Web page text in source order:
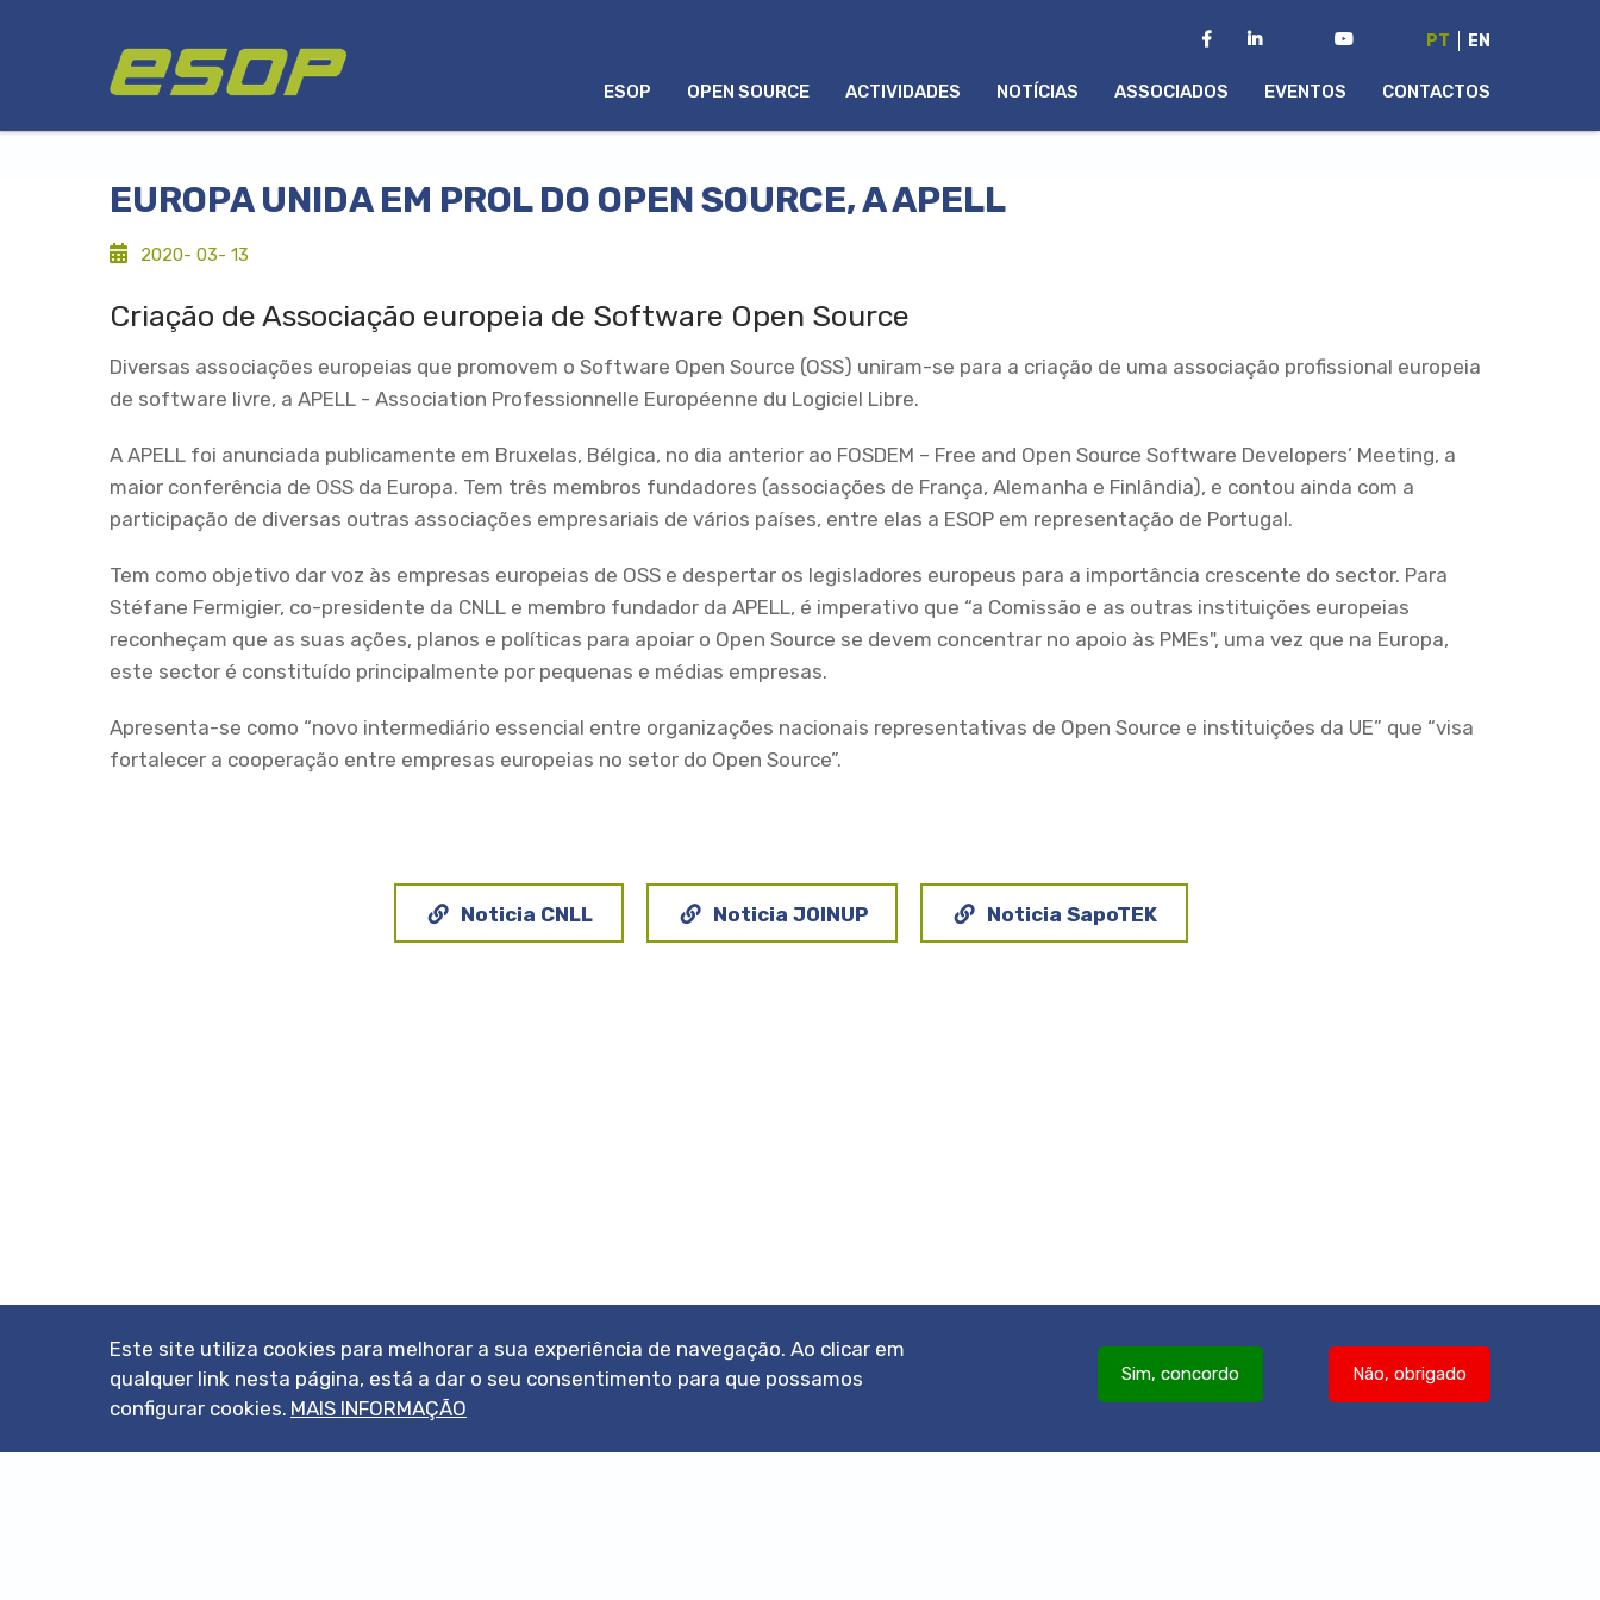
PT EN
MENU
PORTUGUÊS
ESOP OPEN SOURCE ACTIVIDADES NOTÍCIAS ASSOCIADOS EVENTOS CONTACTOS
EUROPA UNIDA EM PROL DO OPEN SOURCE, A APELL
2020- 03- 13
Criação de Associação europeia de Software Open Source
Diversas associações europeias que promovem o Software Open Source (OSS) uniram-se para a criação de uma associação profissional europeia
de software livre, a APELL - Association Professionnelle Européenne du Logiciel Libre.
A APELL foi anunciada publicamente em Bruxelas, Bélgica, no dia anterior ao FOSDEM – Free and Open Source Software Developers’ Meeting, a
maior conferência de OSS da Europa. Tem três membros fundadores (associações de França, Alemanha e Finlândia), e contou ainda com a
participação de diversas outras associações empresariais de vários países, entre elas a ESOP em representação de Portugal.
Tem como objetivo dar voz às empresas europeias de OSS e despertar os legisladores europeus para a importância crescente do sector. Para
Stéfane Fermigier, co-presidente da CNLL e membro fundador da APELL, é imperativo que “a Comissão e as outras instituições europeias
reconheçam que as suas ações, planos e políticas para apoiar o Open Source se devem concentrar no apoio às PMEs", uma vez que na Europa,
este sector é constituído principalmente por pequenas e médias empresas.
Apresenta-se como “novo intermediário essencial entre organizações nacionais representativas de Open Source e instituições da UE” que “visa
fortalecer a cooperação entre empresas europeias no setor do Open Source”.
Noticia CNLL Noticia JOINUP Noticia SapoTEK
Este site utiliza cookies para melhorar a sua experiência de navegação. Ao clicar em
qualquer link nesta página, está a dar o seu consentimento para que possamos
configurar cookies. MAIS INFORMAÇÃO
Não, obrigado
Sim, concordo